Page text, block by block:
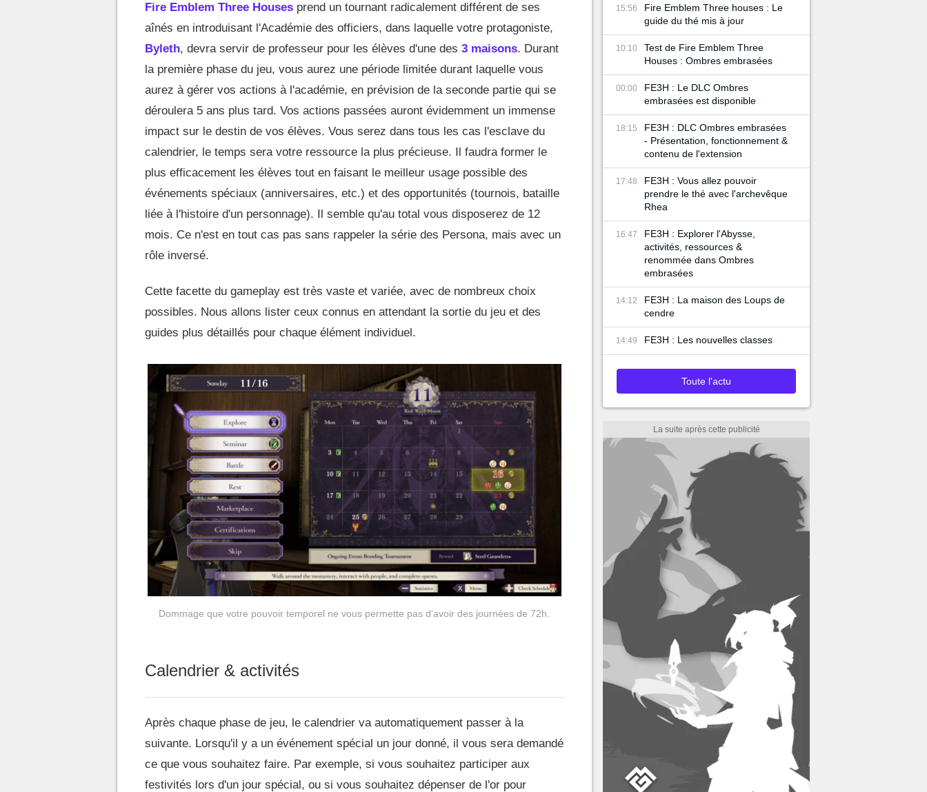
Fire Emblem Three Houses prend un tournant radicalement différent de ses
aînés en introduisant l'Académie des officiers, dans laquelle votre protagoniste,
Byleth, devra servir de professeur pour les élèves d'une des 3 maisons. Durant
la première phase du jeu, vous aurez une période limitée durant laquelle vous
aurez à gérer vos actions à l'académie, en prévision de la seconde partie qui se
déroulera 5 ans plus tard. Vos actions passées auront évidemment un immense
impact sur le destin de vos élèves. Vous serez dans tous les cas l'esclave du
calendrier, le temps sera votre ressource la plus précieuse. Il faudra former le
plus efficacement les élèves tout en faisant le meilleur usage possible des
événements spéciaux (anniversaires, etc.) et des opportunités (tournois, bataille
liée à l'histoire d'un personnage). Il semble qu'au total vous disposerez de 12
mois. Ce n'est en tout cas pas sans rappeler la série des Persona, mais avec un
rôle inversé.
Cette facette du gameplay est très vaste et variée, avec de nombreux choix
possibles. Nous allons lister ceux connus en attendant la sortie du jeu et des
guides plus détaillés pour chaque élément individuel.
Dommage que votre pouvoir temporel ne vous permette pas d'avoir des journées de 72h.
Calendrier & activités
Après chaque phase de jeu, le calendrier va automatiquement passer à la
suivante. Lorsqu'il y a un événement spécial un jour donné, il vous sera demandé
ce que vous souhaitez faire. Par exemple, si vous souhaitez participer aux
festivités lors d'un jour spécial, ou si vous souhaitez dépenser de l'or pour
15:56
Fire Emblem Three houses : Le
guide du thé mis à jour
10:10
Test de Fire Emblem Three
Houses : Ombres embrasées
00:00
FE3H : Le DLC Ombres
embrasées est disponible
18:15
FE3H : DLC Ombres embrasées
- Présentation, fonctionnement &
contenu de l'extension
17:48
FE3H : Vous allez pouvoir
prendre le thé avec l'archevêque
Rhea
16:47
FE3H : Explorer l'Abysse,
activités, ressources &
renommée dans Ombres
embrasées
14:12
FE3H : La maison des Loups de
cendre
14:49 FE3H : Les nouvelles classes
Toute l'actu